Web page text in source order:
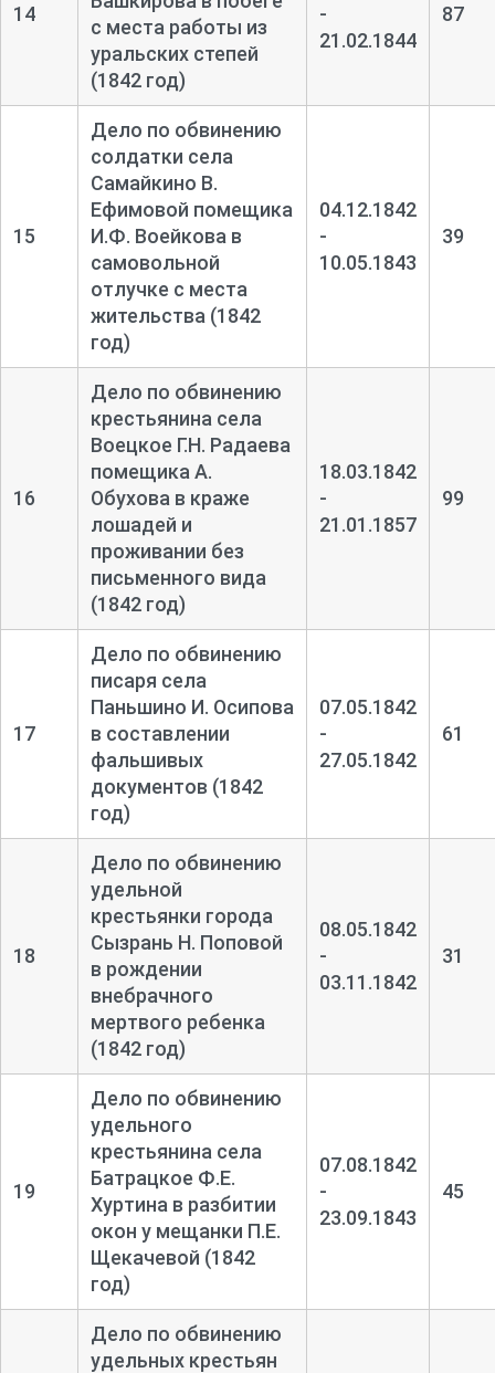
14
с места работы из
уральских степей
(1842 год)
-
21.02.1844
87
15
Дело по обвинению
солдатки села
Самайкино В.
Ефимовой помещика
И.Ф. Воейкова в
самовольной
отлучке с места
жительства (1842
год)
04.12.1842
-
10.05.1843
39
16
Дело по обвинению
крестьянина села
Воецкое Г.Н. Радаева
помещика А.
Обухова в краже
лошадей и
проживании без
письменного вида
(1842 год)
18.03.1842
-
21.01.1857
99
17
Дело по обвинению
писаря села
Паньшино И. Осипова
в составлении
фальшивых
документов (1842
год)
07.05.1842
-
27.05.1842
61
18
Дело по обвинению
удельной
крестьянки города
Сызрань Н. Поповой
в рождении
внебрачного
мертвого ребенка
(1842 год)
08.05.1842
-
03.11.1842
31
19
Дело по обвинению
удельного
крестьянина села
Батрацкое Ф.Е.
Хуртина в разбитии
окон у мещанки П.Е.
Щекачевой (1842
год)
07.08.1842
-
23.09.1843
45
Дело по обвинению
удельных крестьян